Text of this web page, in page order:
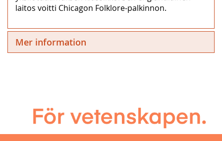
laitos voitti Chicagon Folklore-palkinnon.
Mer information